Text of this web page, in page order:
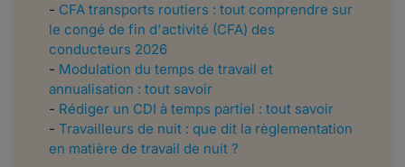
- CFA transports routiers : tout comprendre sur
le congé de fin d'activité (CFA) des
conducteurs 2026
- Modulation du temps de travail et
annualisation : tout savoir
- Rédiger un CDI à temps partiel : tout savoir
- Travailleurs de nuit : que dit la règlementation
en matière de travail de nuit ?